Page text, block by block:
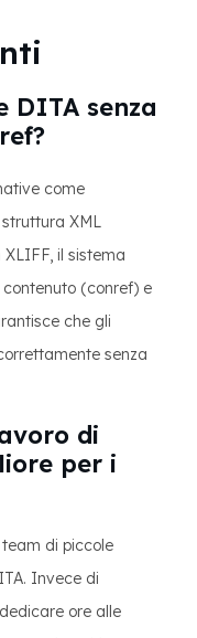
DITA senza
come
XML
il sistema
(conref) e
che gli
senza
di
per i
di piccole
Invece di
ore alle